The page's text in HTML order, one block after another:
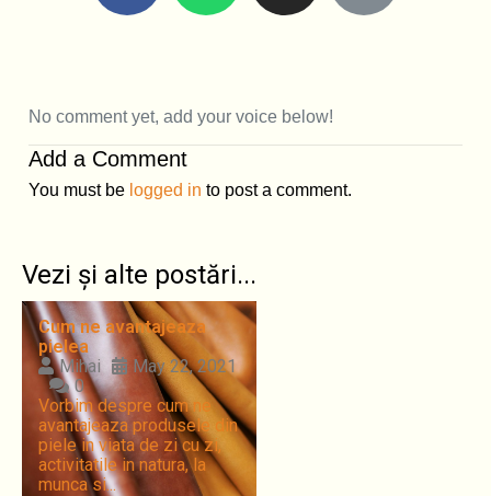
No comment yet, add your voice below!
Add a Comment
You must be logged in to post a comment.
Vezi și alte postări...
Cum ne avantajeaza
pielea
Mihai
May 22, 2021
0
Vorbim despre cum ne
avantajeaza produsele din
piele in viata de zi cu zi,
activitatile in natura, la
munca si...